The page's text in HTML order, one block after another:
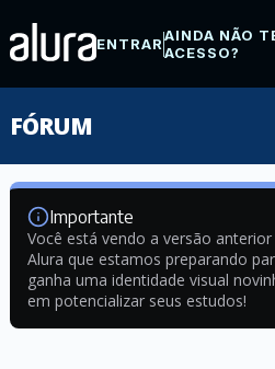
ENTRARAINDA NÃO
ACESSO?
FÓRUM
Importante
Você está vendo a versão
Alura que estamos preparando
ganha uma identidade visual
em potencializar seus estudos!